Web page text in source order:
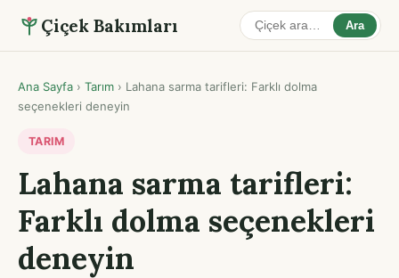
Çiçek Bakımları Ara
Ana Sayfa › Tarım › Lahana sarma tarifleri: Farklı dolma
seçenekleri deneyin
TARIM
Lahana sarma tarifleri:
Farklı dolma seçenekleri
deneyin